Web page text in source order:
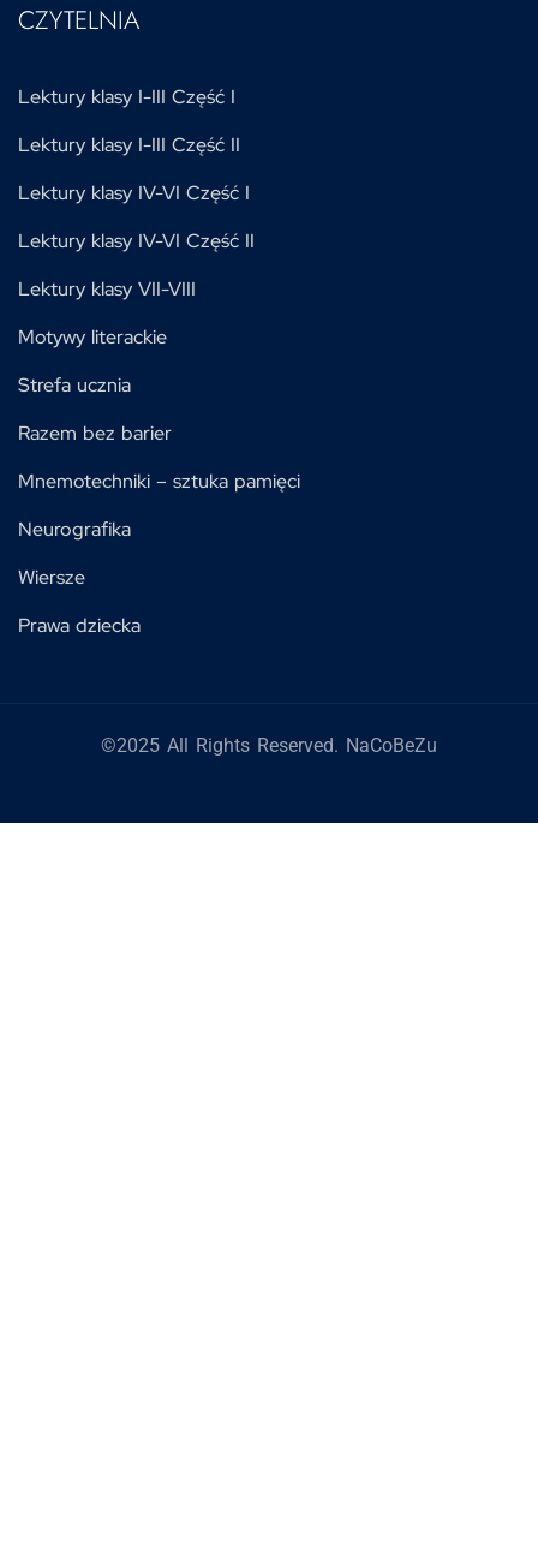
CZYTELNIA
Lektury klasy I-III Część I
Lektury klasy I-III Część II
Lektury klasy IV-VI Część I
Lektury klasy IV-VI Część II
Lektury klasy VII-VIII
Motywy literackie
Strefa ucznia
Razem bez barier
Mnemotechniki – sztuka pamięci
Neurografika
Wiersze
Prawa dziecka
©2025 All Rights Reserved. NaCoBeZu